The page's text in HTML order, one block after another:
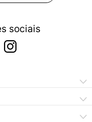
sociais